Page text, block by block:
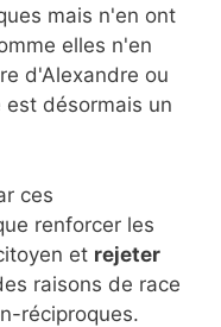
mais n'en ont
elles n'en
d'Alexandre ou
est désormais un
ces
renforcer les
et rejeter
raisons de race
réciproques.